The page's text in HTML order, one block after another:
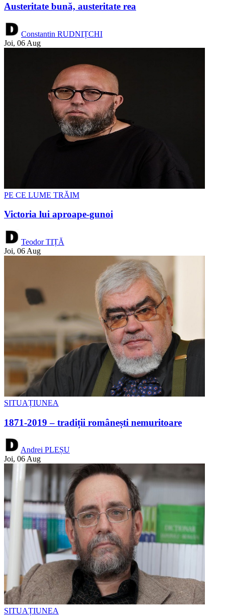
Austeritate bună, austeritate rea
Constantin RUDNIȚCHI
Joi, 06 Aug
PE CE LUME TRĂIM
Victoria lui aproape-gunoi
Teodor TIȚĂ
Joi, 06 Aug
SITUAȚIUNEA
1871-2019 – tradiții românești nemuritoare
Andrei PLEȘU
Joi, 06 Aug
SITUAȚIUNEA